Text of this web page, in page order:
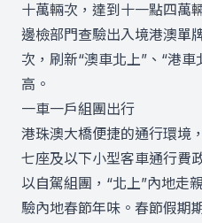
十萬輛次，達到十一點四萬
邊檢部門查驗出入境港澳單
次，刷新“澳車北上”、“港
高。
一車一戶組團出行
港珠澳大橋便捷的通行環境
七座及以下小型客車通行費
以自駕組團，“北上”內地走
驗內地春節年味。春節假期